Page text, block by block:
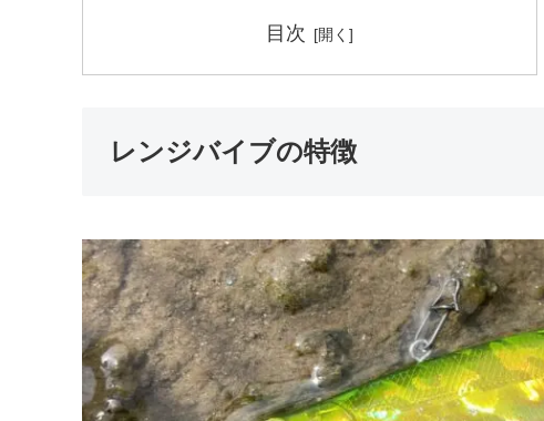
目次
レンジバイブの特徴